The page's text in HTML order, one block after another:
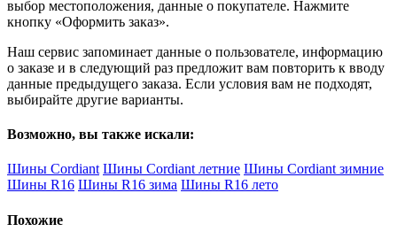
выбор местоположения, данные о покупателе. Нажмите
кнопку «Оформить заказ».
Наш сервис запоминает данные о пользователе, информацию
о заказе и в следующий раз предложит вам повторить к вводу
данные предыдущего заказа. Если условия вам не подходят,
выбирайте другие варианты.
Возможно, вы также искали:
Шины Cordiant Шины Cordiant летние Шины Cordiant зимние
Шины R16 Шины R16 зима Шины R16 лето
Похожие